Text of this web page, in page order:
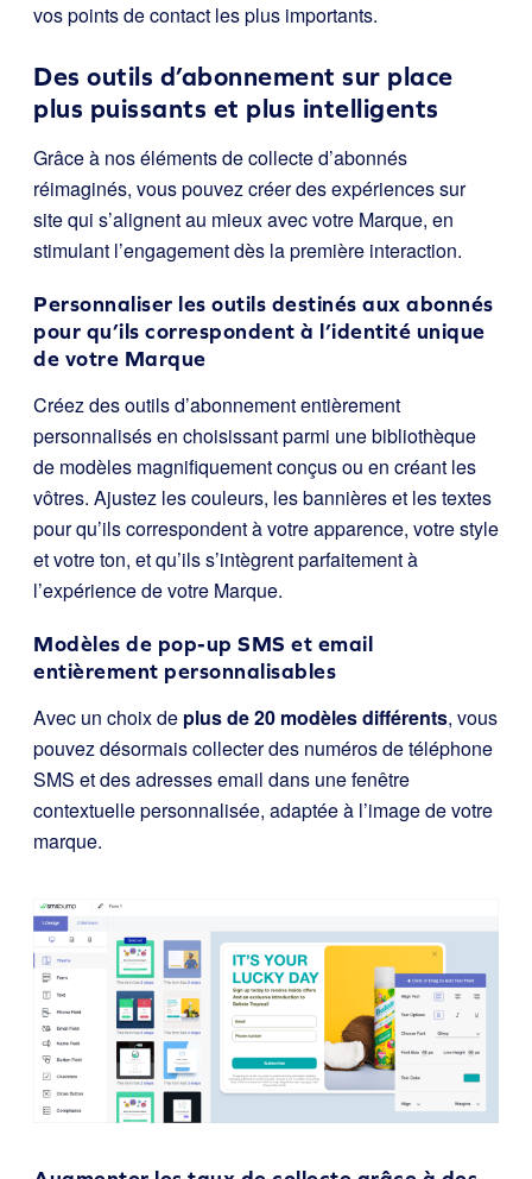
vos points de contact les plus importants.
Des outils d’abonnement sur place
plus puissants et plus intelligents
Grâce à nos éléments de collecte d’abonnés
réimaginés, vous pouvez créer des expériences sur
site qui s’alignent au mieux avec votre Marque, en
stimulant l’engagement dès la première interaction.
Personnaliser les outils destinés aux abonnés
pour qu’ils correspondent à l’identité unique
de votre Marque
Créez des outils d’abonnement entièrement
personnalisés en choisissant parmi une bibliothèque
de modèles magnifiquement conçus ou en créant les
vôtres. Ajustez les couleurs, les bannières et les textes
pour qu’ils correspondent à votre apparence, votre style
et votre ton, et qu’ils s’intègrent parfaitement à
l’expérience de votre Marque.
Modèles de pop-up SMS et email
entièrement personnalisables
Avec un choix de plus de 20 modèles différents, vous
pouvez désormais collecter des numéros de téléphone
SMS et des adresses email dans une fenêtre
contextuelle personnalisée, adaptée à l’image de votre
marque.